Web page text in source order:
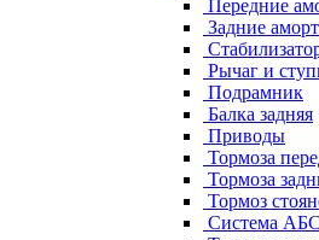
Передние
Задние
Рычаг и
Подрамник
Балка задняя
Приводы
Тормоза
Тормоза
Тормоз
Система АБС